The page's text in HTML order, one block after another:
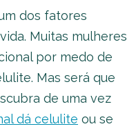
dos fatores
Muitas mulheres
por medo de
Mas será que
de uma vez
dá celulite ou se